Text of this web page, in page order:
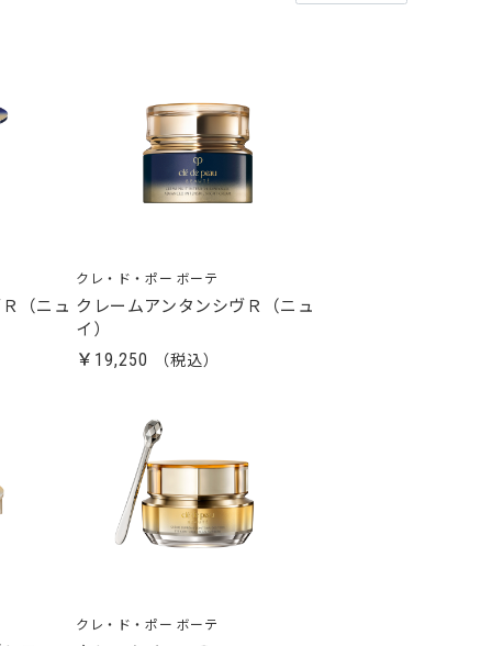
（ニュ
クレ・ド・ポー ボーテ
クレームアンタンシヴＲ（ニュ
イ）
￥19,250
クレ・ド・ポー ボーテ